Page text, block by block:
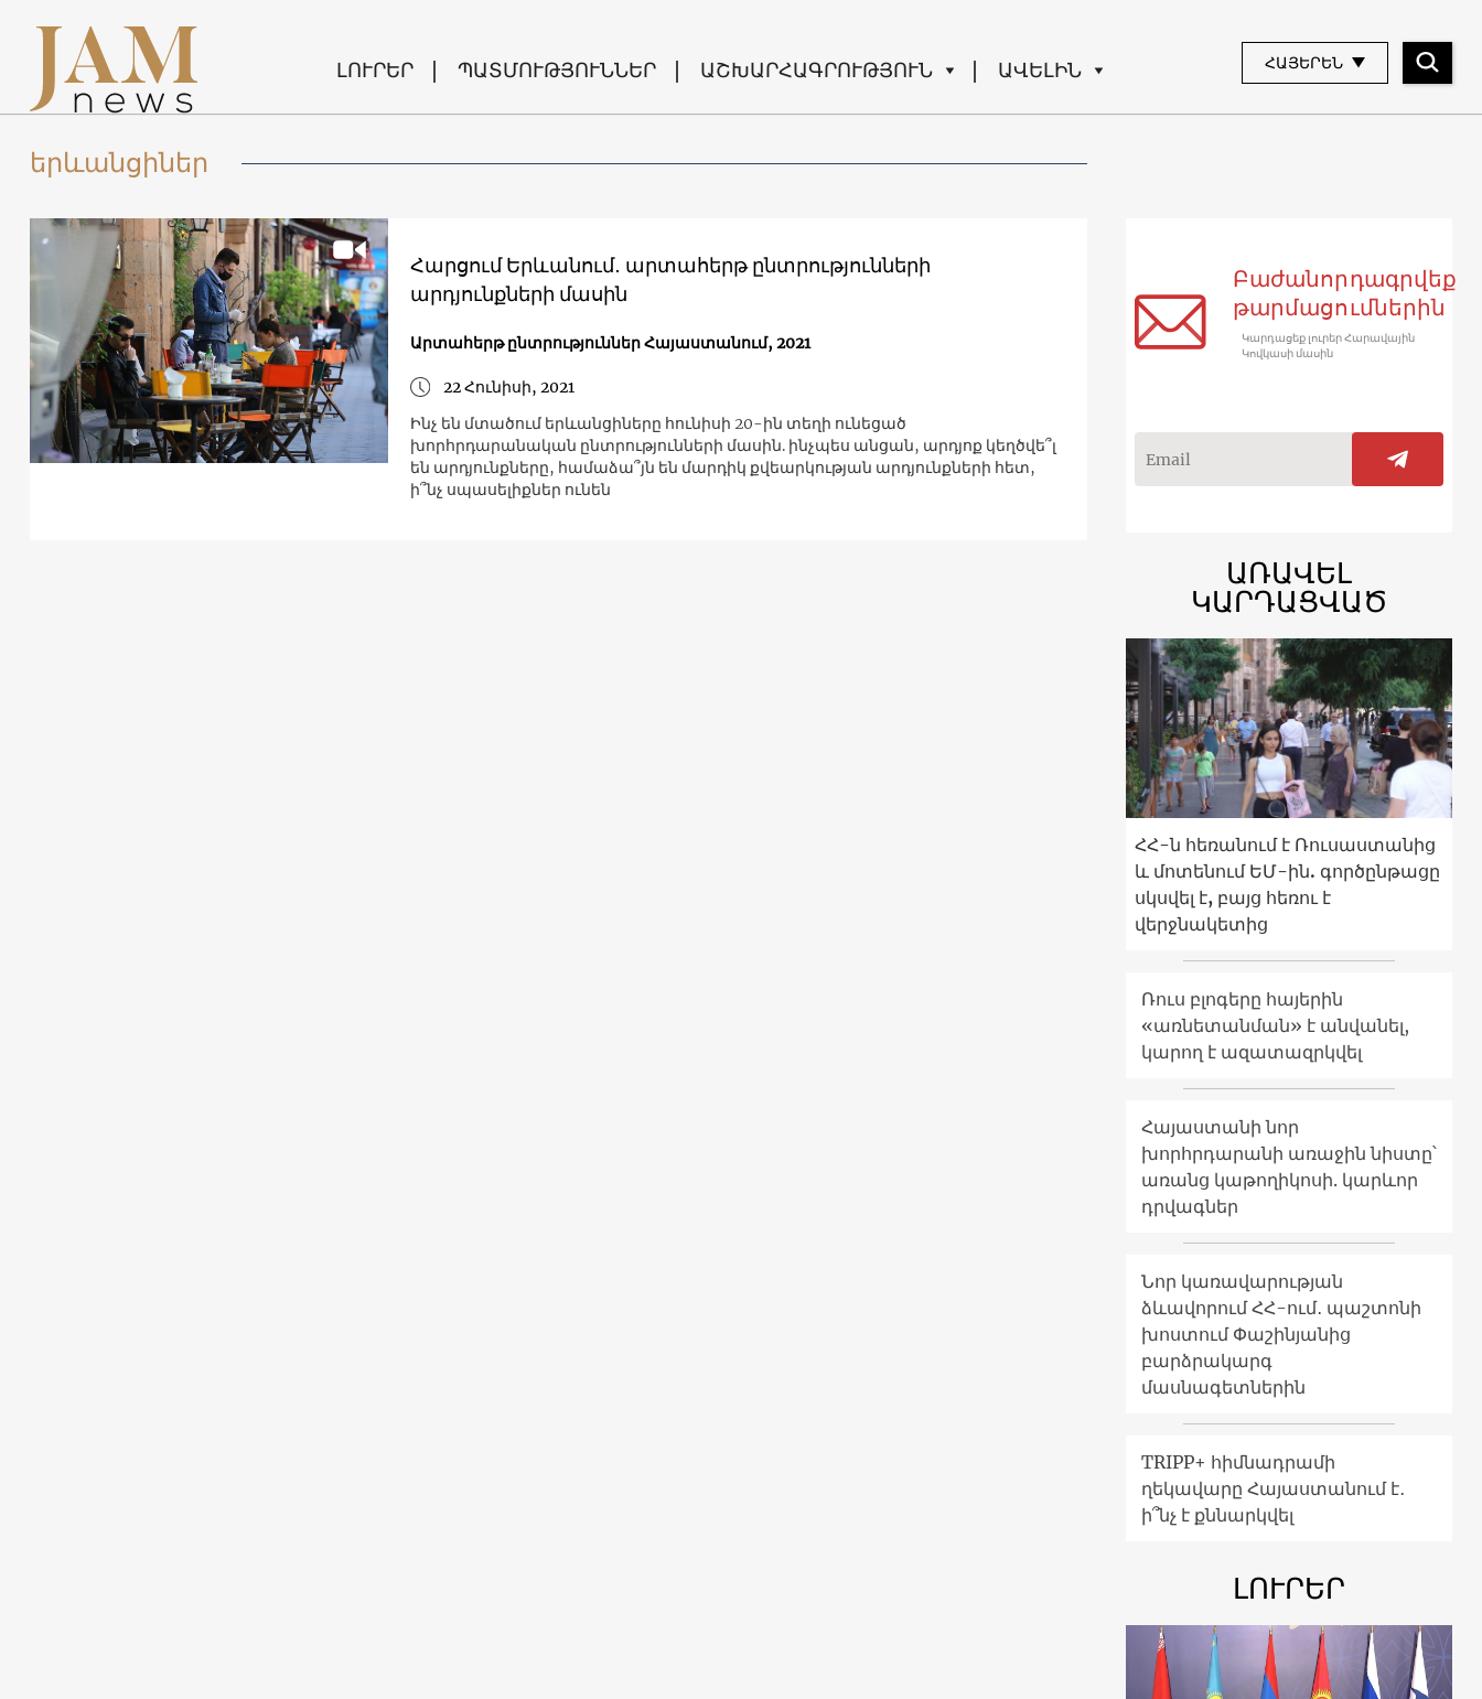
ԼՈՒՐԵՐ ՊԱՏՄՈՒԹՅՈՒՆՆԵՐ ԱՇԽԱՐՀԱԳՐՈՒԹՅՈՒՆ ԱՎԵԼԻՆ ՀԱՅԵՐԵՆ
երևանցիներ
Հարցում Երևանում․ արտահերթ ընտրությունների
արդյունքների մասին
Արտահերթ ընտրություններ Հայաստանում, 2021
22 Հունիսի, 2021
Ինչ են մտածում երևանցիները հունիսի 20-ին տեղի ունեցած
խորհրդարանական ընտրությունների մասին. ինչպես անցան, արդյոք կեղծվե՞լ
են արդյունքները, համաձա՞յն են մարդիկ քվեարկության արդյունքների հետ,
ի՞նչ սպասելիքներ ունեն
Բաժանորդագրվեք
թարմացումներին
Կարդացեք լուրեր Հարավային
Կովկասի մասին
ԱՌԱՎԵԼ
ԿԱՐԴԱՑՎԱԾ
ՀՀ-ն հեռանում է Ռուսաստանից
և մոտենում ԵՄ-ին. գործընթացը
սկսվել է, բայց հեռու է
վերջնակետից
Ռուս բլոգերը հայերին
«առնետանման» է անվանել,
կարող է ազատազրկվել
Հայաստանի նոր
խորհրդարանի առաջին նիստը՝
առանց կաթողիկոսի. կարևոր
դրվագներ
Նոր կառավարության
ձևավորում ՀՀ-ում․ պաշտոնի
խոստում Փաշինյանից
բարձրակարգ
մասնագետներին
TRIPP+ հիմնադրամի
ղեկավարը Հայաստանում է․
ի՞նչ է քննարկվել
ԼՈՒՐԵՐ